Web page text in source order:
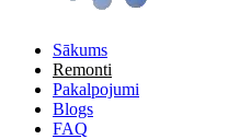
Sākums
Remonti
Pakalpojumi
Blogs
FAQ